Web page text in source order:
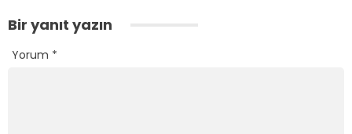
Bir yanıt yazın
Yorum *